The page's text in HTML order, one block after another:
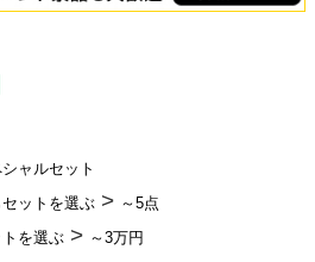
ャルセット
ットを選ぶ
～5点
を選ぶ
～3万円